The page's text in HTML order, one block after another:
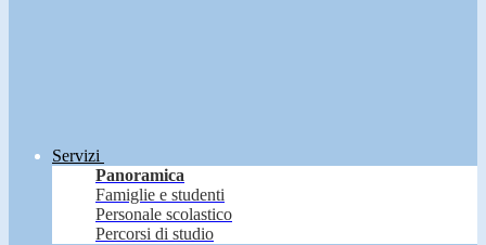
Servizi
Panoramica
Famiglie e studenti
Personale scolastico
Percorsi di studio